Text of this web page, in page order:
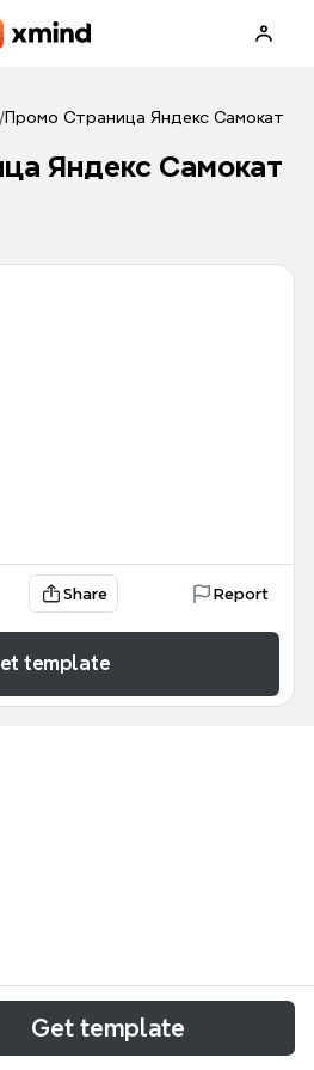
/Промо Страница Яндекс Самокат
Яндекс Самокат
Share Report
template
Яндекс Самокат
структуру
Get template